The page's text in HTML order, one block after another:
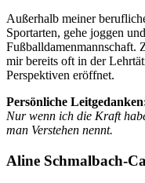
Außerhalb meiner
Sportarten, gehe joggen
Fußballdamenmannschaft.
mir bereits oft in der
Perspektiven eröffnet.
Persönliche
Nur wenn ich die Kraft
man Verstehen nennt.
Aline Schmalbach-